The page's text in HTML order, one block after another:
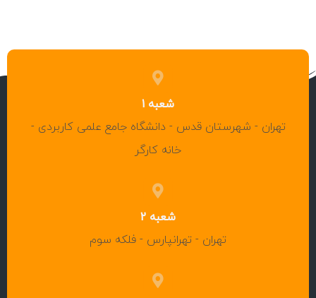
شعبه 1
تهران - شهرستان قدس - دانشگاه جامع علمی کاربردی -
خانه کارگر
شعبه 2
تهران - تهرانپارس - فلکه سوم